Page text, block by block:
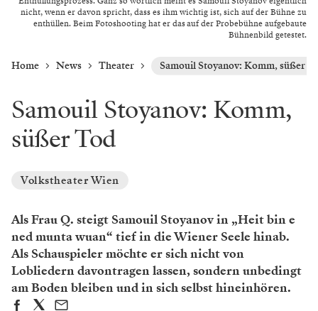
nicht, wenn er davon spricht, dass es ihm wichtig ist, sich auf der Bühne zu
enthüllen. Beim Fotoshooting hat er das auf der Probebühne aufgebaute
Bühnenbild getestet.
Home News Theater Samouil Stoyanov: Komm, süßer
Samouil Stoyanov: Komm,
süßer Tod
Volkstheater Wien
Als Frau Q. steigt Samouil Stoyanov in „Heit bin e
ned munta wuan“ tief in die Wiener Seele hinab.
Als Schauspieler möchte er sich nicht von
Lobliedern davontragen lassen, sondern unbedingt
am Boden bleiben und in sich selbst hineinhören.